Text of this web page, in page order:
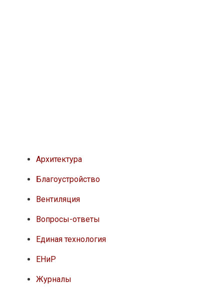
Архитектура
Благоустройство
Вентиляция
Вопросы-ответы
Единая технология
ЕНиР
Журналы